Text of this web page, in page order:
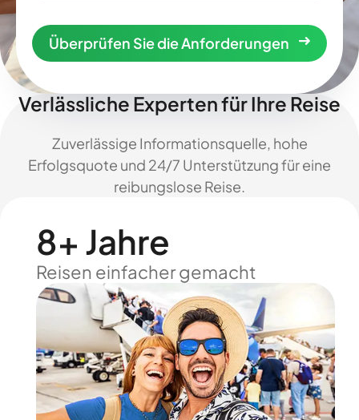
Überprüfen Sie die Anforderungen
Verlässliche Experten für Ihre Reise
Zuverlässige Informationsquelle, hohe
Erfolgsquote und 24/7 Unterstützung für eine
reibungslose Reise.
8+ Jahre
Reisen einfacher gemacht